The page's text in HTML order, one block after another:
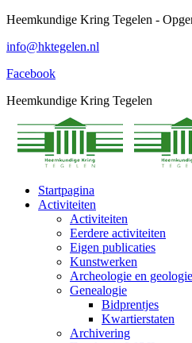
Spring
content
Heemkundige Kring Tegelen -
info@hktegelen.nl
Facebook
Heemkundige Kring Tegelen
Startpagina
Activiteiten
Activiteiten
Eerdere activiteiten
Eigen publicaties
Kunstwerken
Archeologie en geologie
Genealogie
Bidprentjes
Kwartierstaten
Archivering